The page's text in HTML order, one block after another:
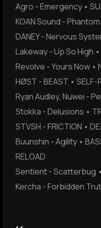
Agro - Emergency •
KOAN Sound -
DANEY - Nervous
Lakeway - Up So High •
Revolve - Yours Now •
HØST - BEAST • SELF-
Ryan Audley, Nuwei -
Stokka - Delusions •
STVSH - FRICTION •
Buunshin - Agility •
RELOAD
Sentient - Scatterbug •
Kercha - Forbidden